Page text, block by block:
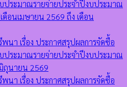
ระมาณรายจ่ายประจำปีงบประมาณ
อนเมษายน 2569 ถึง เดือน
นา เรื่อง ประกาศสรุปผลการจัดซื้อ
ระมาณรายจ่ายประจำปีงบประมาณ
ถุนายน 2569
นา เรื่อง ประกาศสรุปผลการจัดซื้อ